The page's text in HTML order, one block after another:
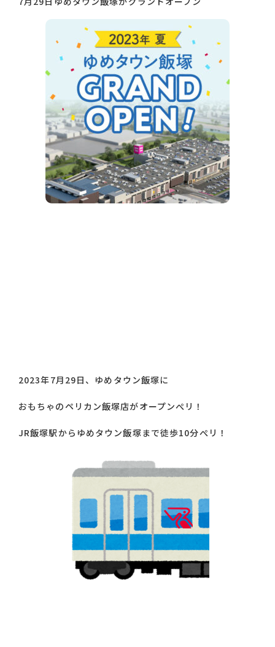
2023年7月29日、ゆめタウン飯塚に
おもちゃのペリカン飯塚店がオープンぺリ！
JR飯塚駅からゆめタウン飯塚まで徒歩10分ぺリ！